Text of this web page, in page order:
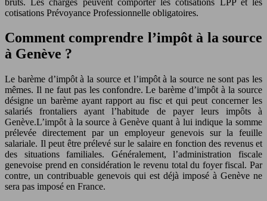
cotisations Prévoyance Professionnelle obligatoires.
Comment comprendre l’impôt à la source
à Genève ?
Le barème d’impôt à la source et l’impôt à la source ne sont pas les
mêmes. Il ne faut pas les confondre. Le barème d’impôt à la source
désigne un barème ayant rapport au fisc et qui peut concerner les
salariés frontaliers ayant l’habitude de payer leurs impôts à
Genève.L’impôt à la source à Genève quant à lui indique la somme
prélevée directement par un employeur genevois sur la feuille
salariale. Il peut être prélevé sur le salaire en fonction des revenus et
des situations familiales. Généralement, l’administration fiscale
genevoise prend en considération le revenu total du foyer fiscal. Par
contre, un contribuable genevois qui est déjà imposé à Genève ne
sera pas imposé en France.